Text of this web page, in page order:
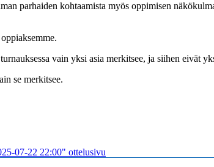
parhaiden kohtaamista myös oppimisen
vain yksi asia merkitsee, ja siihen eivät
se merkitsee.
07-22 22:00" ottelusivu